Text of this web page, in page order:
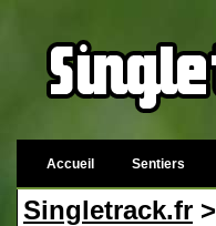
Accueil Sentiers
Singletrack.fr >